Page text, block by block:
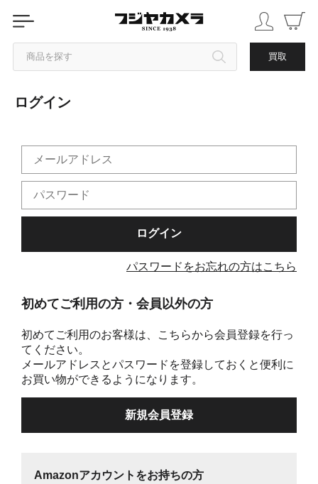
商品を探す 買取
カテゴリから探す
中古品を探す
ログイン
パスワードをお忘れの方はこちら
初めてご利用の方・会員以外の方
初めてご利用のお客様は、こちらから会員登録を行っ
てください。
メールアドレスとパスワードを登録しておくと便利に
お買い物ができるようになります。
Amazonアカウントをお持ちの方